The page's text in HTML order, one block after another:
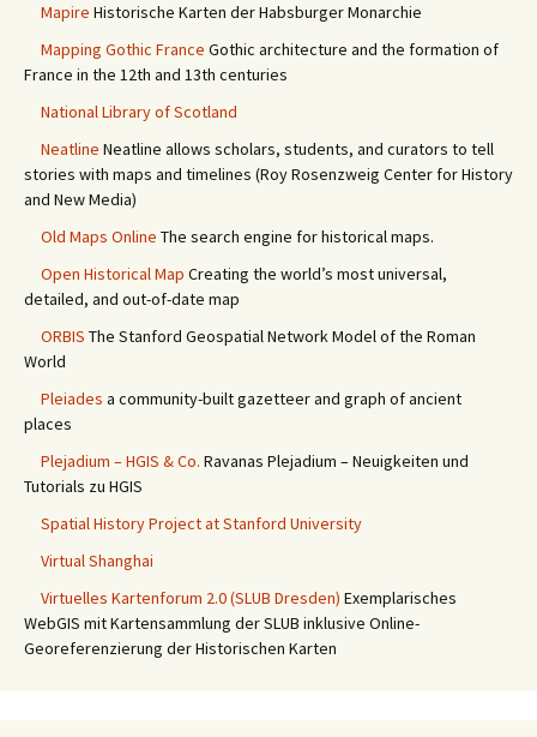
Mapire Historische Karten der Habsburger Monarchie
Mapping Gothic France Gothic architecture and the formation of
France in the 12th and 13th centuries
National Library of Scotland
Neatline Neatline allows scholars, students, and curators to tell
stories with maps and timelines (Roy Rosenzweig Center for History
and New Media)
Old Maps Online The search engine for historical maps.
Open Historical Map Creating the world’s most universal,
detailed, and out-of-date map
ORBIS The Stanford Geospatial Network Model of the Roman
World
Pleiades a community-built gazetteer and graph of ancient
places
Plejadium – HGIS & Co. Ravanas Plejadium – Neuigkeiten und
Tutorials zu HGIS
Spatial History Project at Stanford University
Virtual Shanghai
Virtuelles Kartenforum 2.0 (SLUB Dresden) Exemplarisches
WebGIS mit Kartensammlung der SLUB inklusive Online-
Georeferenzierung der Historischen Karten